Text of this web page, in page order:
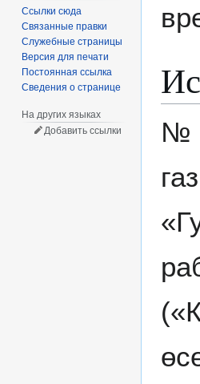
№
Ссылки сюда
Связанные правки
Служебные страницы
Версия для печати
Постоянная ссылка
Сведения о странице
На других языках
Добавить ссылки